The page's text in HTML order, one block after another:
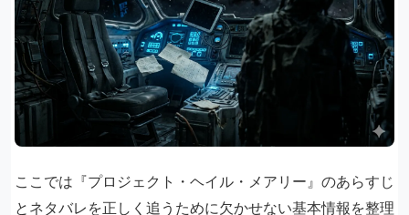
ここでは『プロジェクト・ヘイル・メアリー』のあらすじ
とネタバレを正しく追うために欠かせない基本情報を整理